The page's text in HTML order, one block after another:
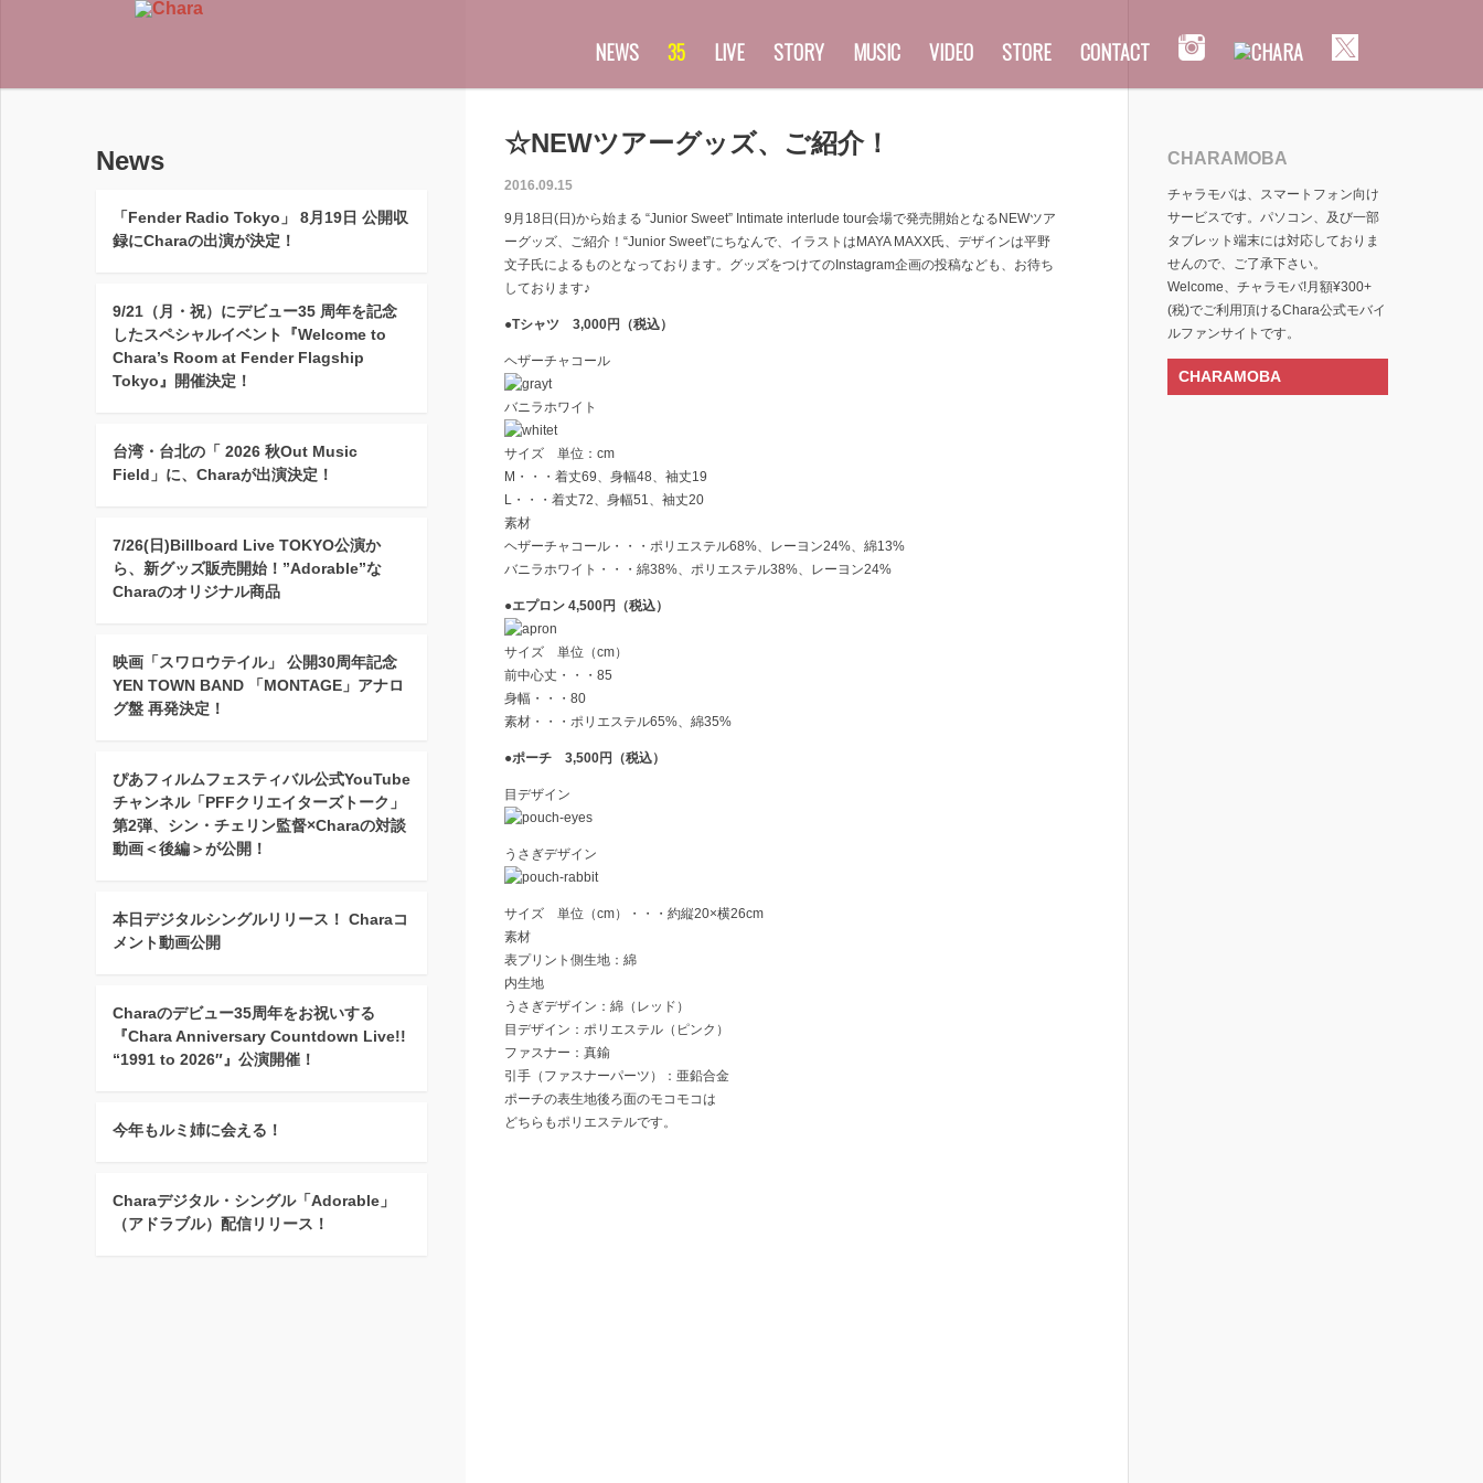
NEWS 35 LIVE STORY MUSIC VIDEO STORE CONTACT
☆NEWツアーグッズ、ご紹介！
2016.09.15
9月18日(日)から始まる “Junior Sweet” Intimate interlude tour会場で発売開始となるNEWツア
ーグッズ、ご紹介！“Junior Sweet”にちなんで、イラストはMAYA MAXX氏、デザインは平野
文子氏によるものとなっております。グッズをつけてのInstagram企画の投稿なども、お待ち
しております♪
●Tシャツ 3,000円（税込）
ヘザーチャコール
バニラホワイト
サイズ 単位：cm
M・・・着丈69、身幅48、袖丈19
L・・・着丈72、身幅51、袖丈20
素材
ヘザーチャコール・・・ポリエステル68%、レーヨン24%、綿13%
バニラホワイト・・・綿38%、ポリエステル38%、レーヨン24%
●エプロン 4,500円（税込）
サイズ 単位（cm）
前中心丈・・・85
身幅・・・80
素材・・・ポリエステル65%、綿35%
●ポーチ 3,500円（税込）
目デザイン
うさぎデザイン
サイズ 単位（cm）・・・約縦20×横26cm
素材
表プリント側生地：綿
内生地
うさぎデザイン：綿（レッド）
目デザイン：ポリエステル（ピンク）
ファスナー：真鍮
引手（ファスナーパーツ）：亜鉛合金
ポーチの表生地後ろ面のモコモコは
どちらもポリエステルです。
News
「Fender Radio Tokyo」 8月19日 公開収
録にCharaの出演が決定！
9/21（月・祝）にデビュー35 周年を記念
したスペシャルイベント『Welcome to
Chara’s Room at Fender Flagship
Tokyo』開催決定！
台湾・台北の「 2026 秋Out Music
Field」に、Charaが出演決定！
7/26(日)Billboard Live TOKYO公演か
ら、新グッズ販売開始！”Adorable”な
Charaのオリジナル商品
映画「スワロウテイル」 公開30周年記念
YEN TOWN BAND 「MONTAGE」アナロ
グ盤 再発決定！
ぴあフィルムフェスティバル公式YouTube
チャンネル「PFFクリエイターズトーク」
第2弾、シン・チェリン監督×Charaの対談
動画＜後編＞が公開！
本日デジタルシングルリリース！ Charaコ
メント動画公開
Charaのデビュー35周年をお祝いする
『Chara Anniversary Countdown Live!!
“1991 to 2026″』公演開催！
今年もルミ姉に会える！
Charaデジタル・シングル「Adorable」
（アドラブル）配信リリース！
CHARAMOBA
チャラモバは、スマートフォン向け
サービスです。パソコン、及び一部
タブレット端末には対応しておりま
せんので、ご了承下さい。
Welcome、チャラモバ!月額¥300+
(税)でご利用頂けるChara公式モバイ
ルファンサイトです。
CHARAMOBA